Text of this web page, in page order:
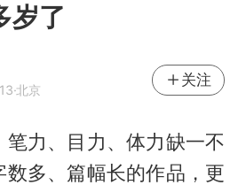
岁了
·北京
关注
笔力、目力、体力缺一不
数多、篇幅长的作品，更